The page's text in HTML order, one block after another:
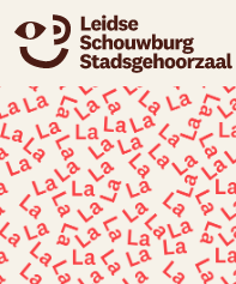
naar agenda